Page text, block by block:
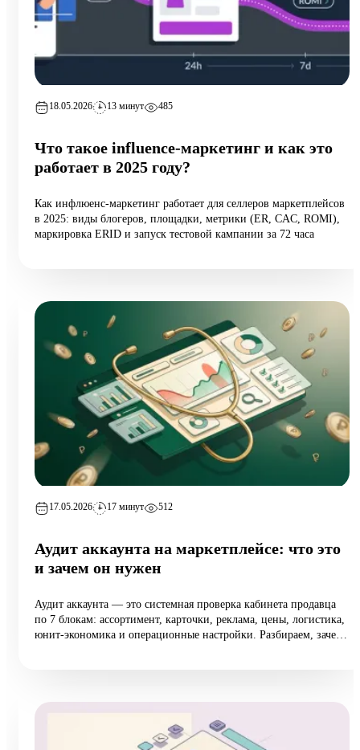
18.05.2026 13 минут 485
Что такое influence-маркетинг и как это
работает в 2025 году?
Как инфлюенс-маркетинг работает для селлеров маркетплейсов
в 2025: виды блогеров, площадки, метрики (ER, CAC, ROMI),
маркировка ERID и запуск тестовой кампании за 72 часа
17.05.2026 17 минут 512
Аудит аккаунта на маркетплейсе: что это
и зачем он нужен
Аудит аккаунта — это системная проверка кабинета продавца
по 7 блокам: ассортимент, карточки, реклама, цены, логистика,
юнит-экономика и операционные настройки. Разбираем, зачем
оборота на 12%.